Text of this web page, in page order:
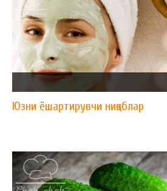
Юзни ёшартирувчи ниқоблар